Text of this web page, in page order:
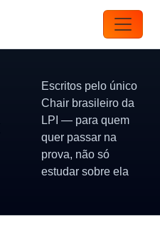
Escritos pelo único
Chair brasileiro da
LPI — para quem
quer passar na
prova, não só
estudar sobre ela